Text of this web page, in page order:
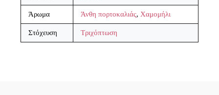
Άρωμα Άνθη πορτοκαλιάς, Χαμομήλι
Στόχευση Τριχόπτωση